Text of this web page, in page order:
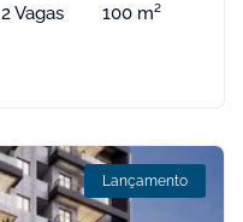
2 Vagas 100 m²
Lançamento